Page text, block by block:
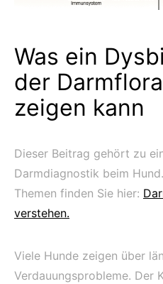
Was ein
der
zeigen kann
Dieser Beitrag gehört zu
Darmdiagnostik beim
Themen finden Sie hier:
verstehen.
Viele Hunde zeigen über
Verdauungsprobleme. Der